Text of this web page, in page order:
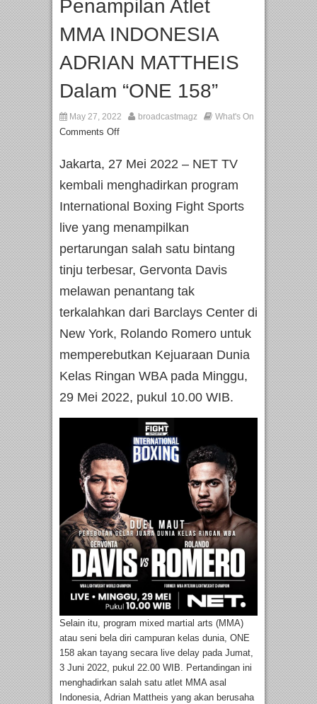
Penampilan Atlet
MMA INDONESIA
ADRIAN MATTHEIS
Dalam “ONE 158”
May 27, 2022 broadcastmagz What's On
Comments Off
Jakarta, 27 Mei 2022 – NET TV
kembali menghadirkan program
International Boxing Fight Sports
live yang menampilkan
pertarungan salah satu bintang
tinju terbesar, Gervonta Davis
melawan penantang tak
terkalahkan dari Barclays Center di
New York, Rolando Romero untuk
memperebutkan Kejuaraan Dunia
Kelas Ringan WBA pada Minggu,
29 Mei 2022, pukul 10.00 WIB.
Selain itu, program mixed martial arts (MMA)
atau seni bela diri campuran kelas dunia, ONE
158 akan tayang secara live delay pada Jumat,
3 Juni 2022, pukul 22.00 WIB. Pertandingan ini
menghadirkan salah satu atlet MMA asal
Indonesia, Adrian Mattheis yang akan berusaha